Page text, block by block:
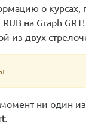
о курсах,
на Graph
из двух
ни один
.